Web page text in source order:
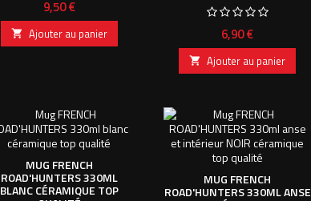
Prix
9,50 €
 Ajouter au panier Prix
6,90 €
 Ajouter au panier
MUG FRENCH
ROAD'HUNTERS 330ML
BLANC CÉRAMIQUE TOP
MUG FRENCH
ROAD'HUNTERS 330ML ANSE